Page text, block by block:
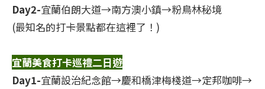
Day2-宜蘭伯朗大道→南方澳小鎮→粉鳥林秘境
(最知名的打卡景點都在這裡了！)
宜蘭美食打卡巡禮二日遊
Day1-宜蘭設治紀念館→慶和橋津梅棧道→定邦咖啡→